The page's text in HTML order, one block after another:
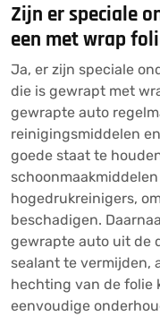
Zijn er speciale
een met wrap
Ja, er zijn speciale
die is gewrapt met
gewrapte auto
reinigingsmiddelen
goede staat te
hogedrukreinigers,
beschadigen.
gewrapte auto uit de
sealant te vermijden,
hechting van de folie
eenvoudige